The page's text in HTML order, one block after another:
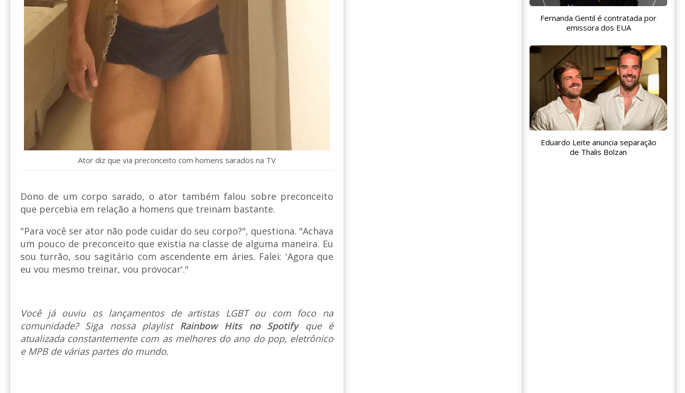
Ator diz que via preconceito com homens sarados na TV
Dono de um corpo sarado, o ator também falou sobre preconceito
que percebia em relação a homens que treinam bastante.
"Para você ser ator não pode cuidar do seu corpo?", questiona. "Achava
um pouco de preconceito que existia na classe de alguma maneira. Eu
sou turrão, sou sagitário com ascendente em áries. Falei: 'Agora que
eu vou mesmo treinar, vou provocar'."
Você já ouviu os lançamentos de artistas LGBT ou com foco na
comunidade? Siga nossa playlist Rainbow Hits no Spotify que é
atualizada constantemente com as melhores do ano do pop, eletrônico
e MPB de várias partes do mundo.
Fernanda Gentil é contratada por
emissora dos EUA
Eduardo Leite anuncia separação
de Thalis Bolzan